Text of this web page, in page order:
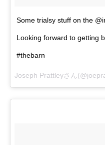
Some trialsy stuff on the
Looking forward to getting
#thebarn
Joseph Prattleyさん